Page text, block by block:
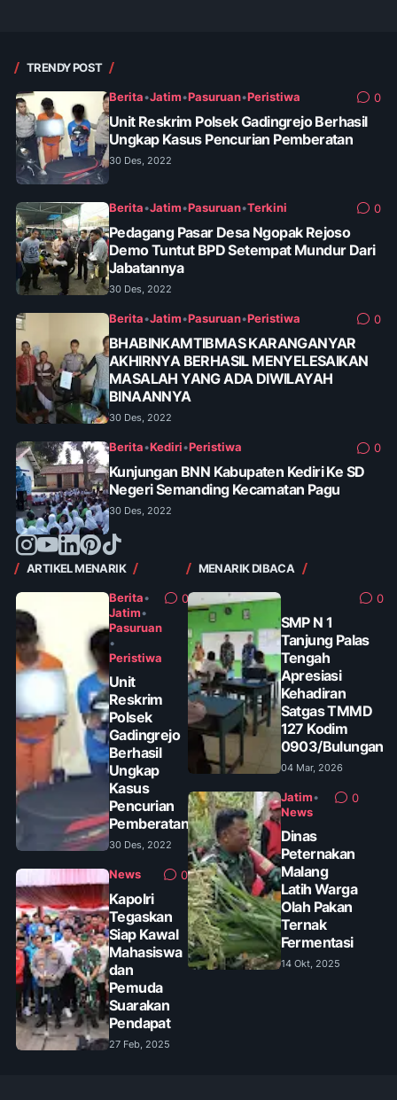
TRENDY POST
Berita•Jatim•Pasuruan•Peristiwa 0
Unit Reskrim Polsek Gadingrejo Berhasil
Ungkap Kasus Pencurian Pemberatan
30 Des, 2022
Berita•Jatim•Pasuruan•Terkini 0
Pedagang Pasar Desa Ngopak Rejoso
Demo Tuntut BPD Setempat Mundur Dari
Jabatannya
30 Des, 2022
Berita•Jatim•Pasuruan•Peristiwa 0
BHABINKAMTIBMAS KARANGANYAR
AKHIRNYA BERHASIL MENYELESAIKAN
MASALAH YANG ADA DIWILAYAH
BINAANNYA
30 Des, 2022
Berita•Kediri•Peristiwa 0
Kunjungan BNN Kabupaten Kediri Ke SD
Negeri Semanding Kecamatan Pagu
30 Des, 2022
ARTIKEL MENARIK
Berita•
Jatim•
Pasuruan
•
Peristiwa
0
Unit
Reskrim
Polsek
Gadingrejo
Berhasil
Ungkap
Kasus
Pencurian
Pemberatan
30 Des, 2022
News 0
Kapolri
Tegaskan
Siap Kawal
Mahasiswa
dan
Pemuda
Suarakan
Pendapat
27 Feb, 2025
MENARIK DIBACA
0
SMP N 1
Tanjung Palas
Tengah
Apresiasi
Kehadiran
Satgas TMMD
127 Kodim
0903/Bulungan
04 Mar, 2026
Jatim•
News
0
Dinas
Peternakan
Malang
Latih Warga
Olah Pakan
Ternak
Fermentasi
14 Okt, 2025